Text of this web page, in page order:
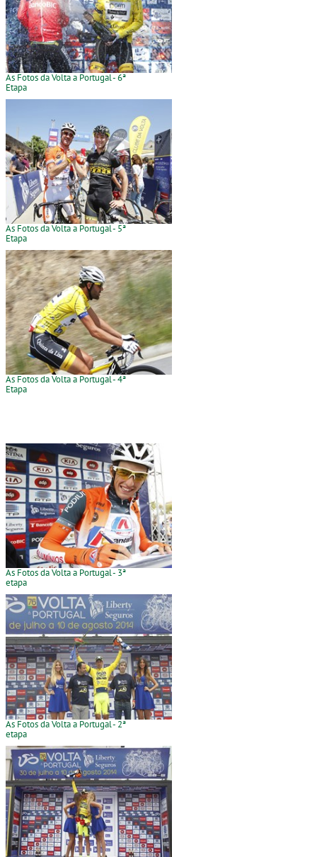
As Fotos da Volta a Portugal - 6ª
Etapa
As Fotos da Volta a Portugal - 5ª
Etapa
As Fotos da Volta a Portugal - 4ª
Etapa
As Fotos da Volta a Portugal - 3ª
etapa
As Fotos da Volta a Portugal - 2ª
etapa